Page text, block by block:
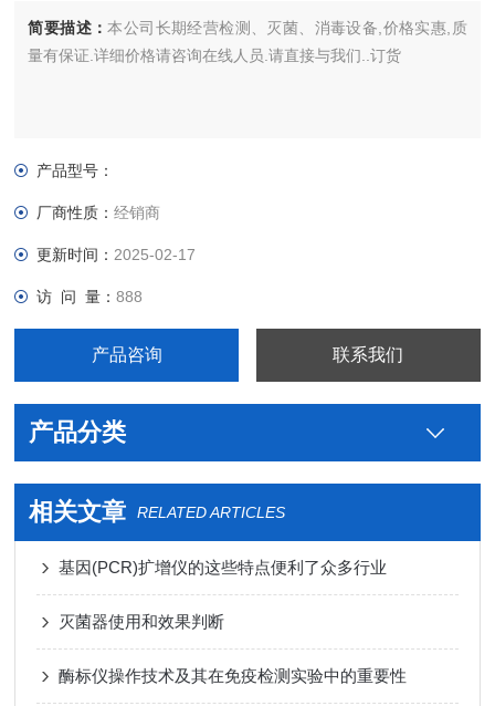
简要描述：本公司长期经营检测、灭菌、消毒设备,价格实惠,质
量有保证.详细价格请咨询在线人员.请直接与我们..订货
产品型号：
厂商性质：经销商
更新时间： 2025-02-17
访 问 量：888
产品咨询 联系我们
产品分类
相关文章 RELATED ARTICLES
基因(PCR)扩增仪的这些特点便利了众多行业
灭菌器使用和效果判断
酶标仪操作技术及其在免疫检测实验中的重要性